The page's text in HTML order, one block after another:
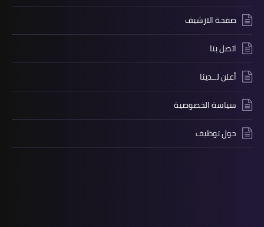
صفحة الارشيف
اتصل بنا
أعلن لــدينا
سياسة الخصوصية
حول توظيف